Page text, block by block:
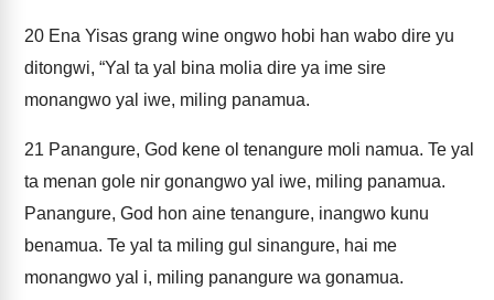
20 Ena Yisas grang wine ongwo hobi han wabo dire yu
ditongwi, “Yal ta yal bina molia dire ya ime sire
monangwo yal iwe, miling panamua.
21 Panangure, God kene ol tenangure moli namua. Te yal
ta menan gole nir gonangwo yal iwe, miling panamua.
Panangure, God hon aine tenangure, inangwo kunu
benamua. Te yal ta miling gul sinangure, hai me
monangwo yal i, miling panangure wa gonamua.